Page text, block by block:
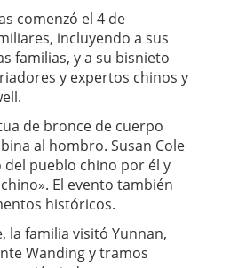
comenzó el 4 de
incluyendo a sus
familias, y a su bisnieto
y expertos chinos y
de bronce de cuerpo
al hombro. Susan Cole
pueblo chino por él y
El evento también
históricos.
la familia visitó Yunnan,
Wanding y tramos